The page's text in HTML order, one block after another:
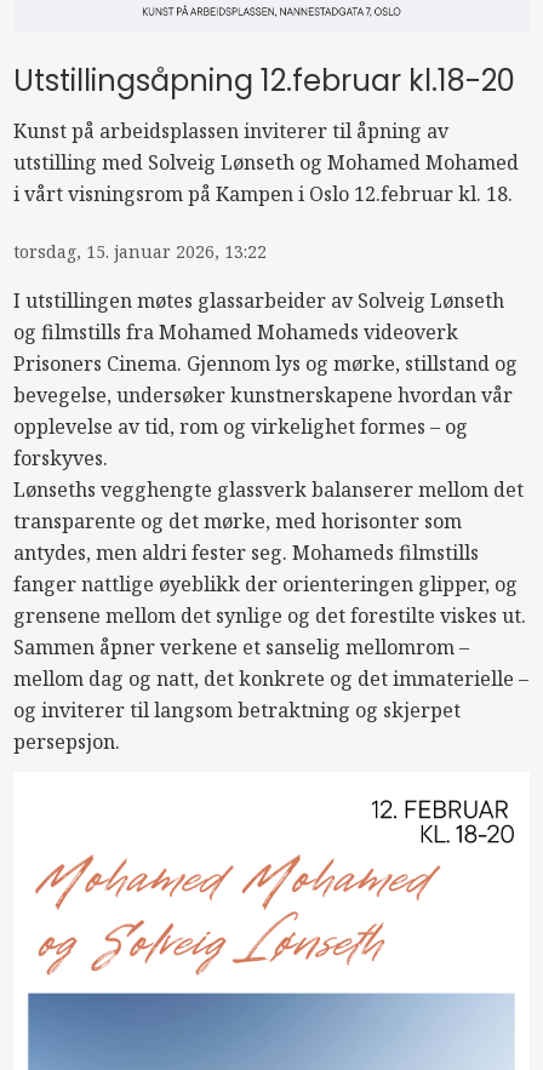
Utstillingsåpning 12.februar kl.18-20
Kunst på arbeidsplassen inviterer til åpning av
utstilling med Solveig Lønseth og Mohamed Mohamed
i vårt visningsrom på Kampen i Oslo 12.februar kl. 18.
torsdag, 15. januar 2026, 13:22
I utstillingen møtes glassarbeider av Solveig Lønseth
og filmstills fra Mohamed Mohameds videoverk
Prisoners Cinema. Gjennom lys og mørke, stillstand og
bevegelse, undersøker kunstnerskapene hvordan vår
opplevelse av tid, rom og virkelighet formes – og
forskyves.
Lønseths vegghengte glassverk balanserer mellom det
transparente og det mørke, med horisonter som
antydes, men aldri fester seg. Mohameds filmstills
fanger nattlige øyeblikk der orienteringen glipper, og
grensene mellom det synlige og det forestilte viskes ut.
Sammen åpner verkene et sanselig mellomrom –
mellom dag og natt, det konkrete og det immaterielle –
og inviterer til langsom betraktning og skjerpet
persepsjon.